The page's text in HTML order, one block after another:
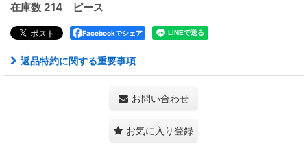
在庫数 214 ピース
Facebookでシェア
返品特約に関する重要事項
お問い合わせ
お気に入り登録